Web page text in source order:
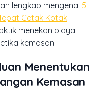
lengkap mengenai 5
Cetak Kotak
menekan biaya
kemasan.
Menentukan
Kemasan